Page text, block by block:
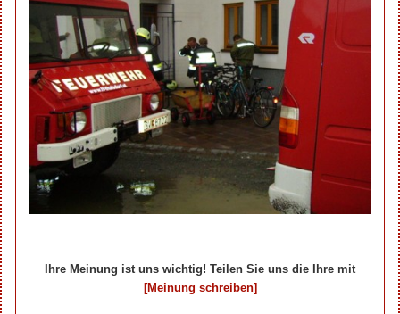
Ihre Meinung ist uns wichtig! Teilen Sie uns die Ihre mit
[Meinung schreiben]